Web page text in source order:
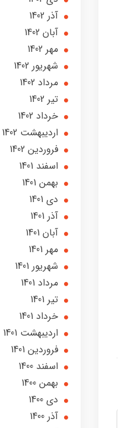
آذر 1402
آبان 1402
مهر 1402
شهریور 1402
مرداد 1402
تير 1402
خرداد 1402
ارديبهشت 1402
فروردین 1402
اسفند 1401
بهمن 1401
دی 1401
آذر 1401
آبان 1401
مهر 1401
شهریور 1401
مرداد 1401
تير 1401
خرداد 1401
ارديبهشت 1401
فروردین 1401
اسفند 1400
بهمن 1400
دی 1400
آذر 1400